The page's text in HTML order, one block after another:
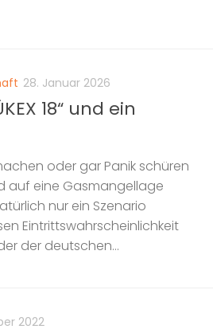
28. Januar 2026
18“ und ein
oder gar Panik schüren
auf eine Gasmangellage
nur ein Szenario
Eintrittswahrscheinlichkeit
der deutschen...
2022